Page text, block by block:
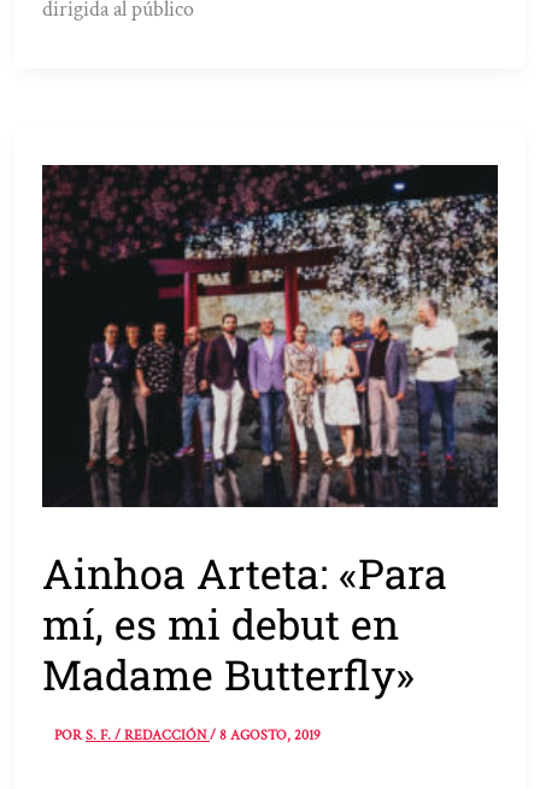
dirigida al público
Ainhoa Arteta: «Para
mí, es mi debut en
Madame Butterfly»
PORS. F. / REDACCIÓN/8 AGOSTO, 2019